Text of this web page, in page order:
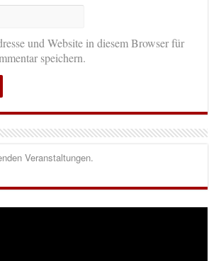
und Website in diesem Browser für
speichern.
Veranstaltungen.